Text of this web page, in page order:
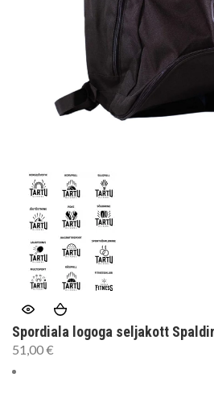
Spordiala logoga seljakott
51,00€